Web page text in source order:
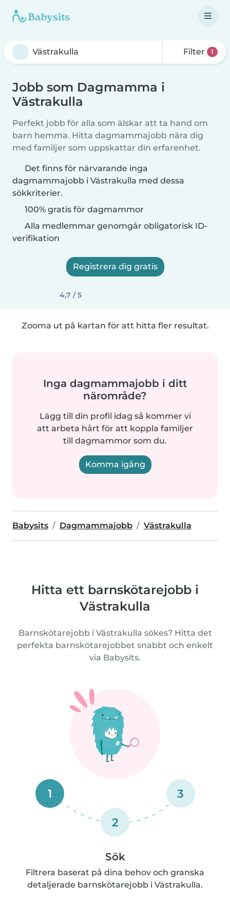
Filter 1
Jobb som Dagmamma i
Västrakulla
Perfekt jobb för alla som älskar att ta hand om
barn hemma. Hitta dagmammajobb nära dig
med familjer som uppskattar din erfarenhet.
Det finns för närvarande inga
dagmammajobb i Västrakulla med dessa
sökkriterier.
100% gratis för dagmammor
Alla medlemmar genomgår obligatorisk ID-
verifikation
Registrera dig gratis
4,7 / 5
Zooma ut på kartan för att hitta fler resultat.
Inga dagmammajobb i ditt
närområde?
Lägg till din profil idag så kommer vi
att arbeta hårt för att koppla familjer
till dagmammor som du.
Komma igång
Babysits Dagmammajobb Västrakulla
Hitta ett barnskötarejobb i
Västrakulla
Barnskötarejobb i Västrakulla sökes? Hitta det
perfekta barnskötarejobbet snabbt och enkelt
via Babysits.
1
2
3
Sök
Filtrera baserat på dina behov och granska
detaljerade barnskötarejobb i Västrakulla.